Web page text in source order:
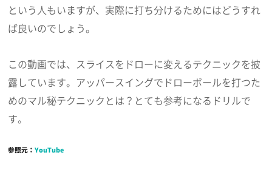
という人もいますが、実際に打ち分けるためにはどうすれ
ば良いのでしょう。
この動画では、スライスをドローに変えるテクニックを披
露しています。アッパースイングでドローボールを打つた
めのマル秘テクニックとは？とても参考になるドリルで
す。
参照元：YouTube